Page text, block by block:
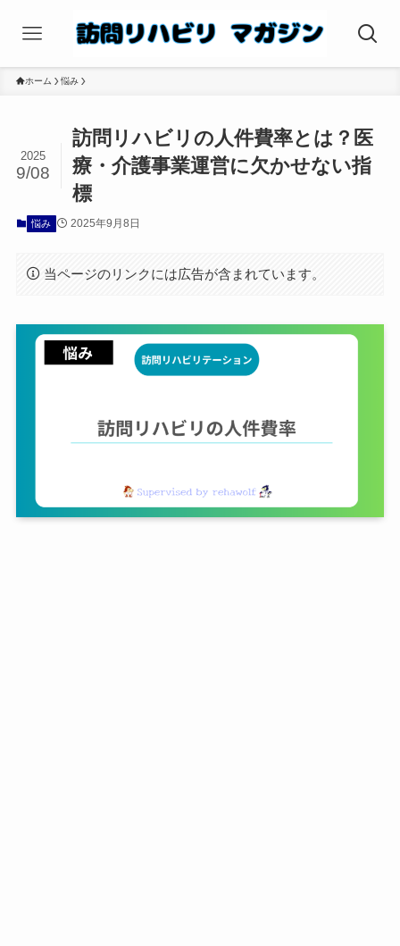
ホーム 悩み
訪問リハビリの人件費率とは？医
療・介護事業運営に欠かせない指
標
2025
9/08
悩み 2025年9月8日
当ページのリンクには広告が含まれています。